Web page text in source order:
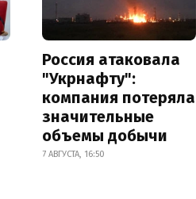
Россия атаковала
"Укрнафту":
компания потеряла
значительные
объемы добычи
7 АВГУСТА, 16:50